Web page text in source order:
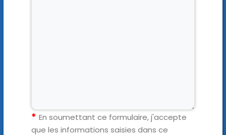
En soumettant ce formulaire, j'accepte
que les informations saisies dans ce